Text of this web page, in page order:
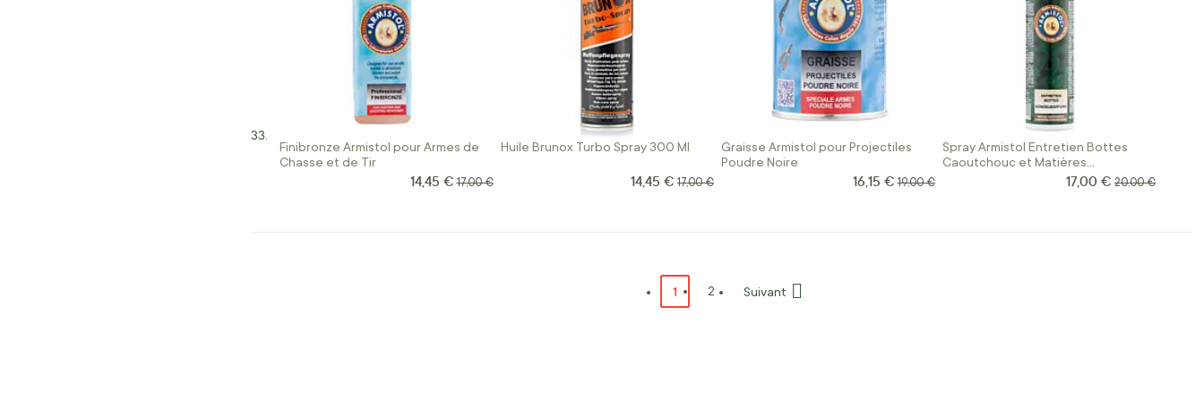
Finibronze Armistol pour Armes de
Chasse et de Tir
Prix Spécial
14,45 € Prix normal
17,00 €
Huile Brunox Turbo Spray 300 Ml
Prix Spécial
14,45 € Prix normal
17,00 €
Graisse Armistol pour Projectiles
Poudre Noire
Prix Spécial
16,15 € Prix normal
19,00 €
Spray Armistol Entretien Bottes
Caoutchouc et Matières
Prix Spécial
17,00 € Prix normal
20,00 €
Vous lisez actuellement la page
1 Page
2
Suivant